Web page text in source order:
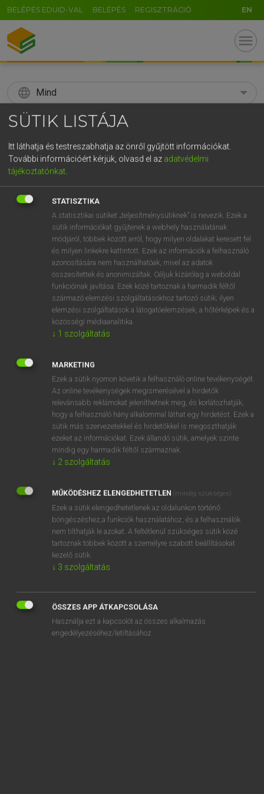
BELÉPÉS EDUID-VAL BELÉPÉS REGISZTRÁCIÓ EN
menu
language Mind
search
KERESÉS
Díjmentes angol szótár
fn csecsemőkor
kisgyermekkor
⚲ babyhood keresése szótárainkban
DÍJMENTES ANGOL SZÓTÁR
baby face
baby-faced
baby grand
babyhood
Babylonian
baby-minder
MICROSOFT OFFICE BŐVÍTMÉNY
BEÉPÜLŐ SZÓTÁRMODUL
ONLINE NYELVVIZSGA
SÜTIK LISTÁJA
Itt láthatja és testreszabhatja az önről gyűjtött információkat.
További információért kérjük, olvasd el az adatvédelmi
tájékoztatónkat
STATISZTIKA
A statisztikai sütiket „teljesítménysütiknek” is nevezik. Ezek a
sütik információkat gyűjtenek a webhely használatának
módjáról, többek között arról, hogy milyen oldalakat keresett fel
és milyen linkekre kattintott. Ezek az információk a felhasználó
azonosítására nem használhatóak, mivel az adatok
összesítettek és anonimizáltak. Céljuk kizárólag a weboldal
funkcióinak javítása. Ezek közé tartoznak a harmadik féltől
származó elemzési szolgáltatásokhoz tartozó sütik; ilyen
elemzési szolgáltatások a látogatóelemzések, a hőtérképek és a
közösségi médiaanalitika.
↓ 1 szolgáltatás
MARKETING
Ezek a sütik nyomon követik a felhasználó online tevékenységét.
Az online tevékenységek megismerésével a hirdetők
relevánsabb reklámokat jeleníthetnek meg, és korlátozhatják,
hogy a felhasználó hány alkalommal láthat egy hirdetést. Ezek a
sütik más szervezetekkel és hirdetőkkel is megoszthatják
ezeket az információkat. Ezek állandó sütik, amelyek szinte
mindig egy harmadik féltől származnak.
↓ 2 szolgáltatás
MŰKÖDÉSHEZ ELENGEDHETETLEN (mindig szükséges)
Ezek a sütik elengedhetetlenek az oldalunkon történő
böngészéshez,a funkciók használatához, és a felhasználók
nem tilthatják le azokat. A feltétlenül szükséges sütik közé
tartoznak többek között a személyre szabott beállításokat
kezelő sütik.
↓ 3 szolgáltatás
ÖSSZES APP ÁTKAPCSOLÁSA
Használja ezt a kapcsolót az összes alkalmazás
engedélyezéséhez/letiltásához.
GR
5 6 7 8 9 ö ü ó
r t z u i o p ő ú
k l ű
n m , . - AltGr